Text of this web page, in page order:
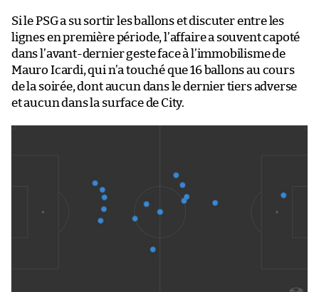
Si le PSG a su sortir les ballons et discuter entre les
lignes en première période, l’affaire a souvent capoté
dans l’avant-dernier geste face à l’immobilisme de
Mauro Icardi, qui n’a touché que 16 ballons au cours
de la soirée, dont aucun dans le dernier tiers adverse
et aucun dans la surface de City.